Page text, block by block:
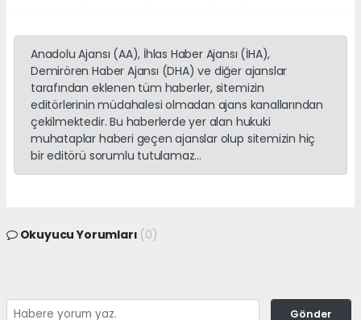
Anadolu Ajansı (AA), İhlas Haber Ajansı (İHA),
Demirören Haber Ajansı (DHA) ve diğer ajanslar
tarafından eklenen tüm haberler, sitemizin
editörlerinin müdahalesi olmadan ajans kanallarından
çekilmektedir. Bu haberlerde yer alan hukuki
muhataplar haberi geçen ajanslar olup sitemizin hiç
bir editörü sorumlu tutulamaz...
Okuyucu Yorumları (0)
Gönder